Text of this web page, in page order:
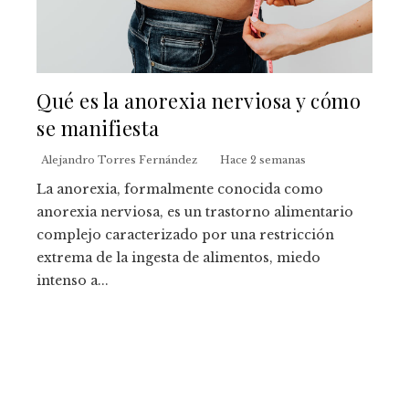
Qué es la anorexia nerviosa y cómo
se manifiesta
Alejandro Torres Fernández Hace 2 semanas
La anorexia, formalmente conocida como
anorexia nerviosa, es un trastorno alimentario
complejo caracterizado por una restricción
extrema de la ingesta de alimentos, miedo
intenso a...